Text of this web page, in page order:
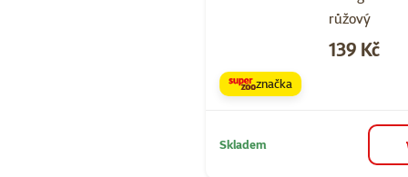
růžový
Cena
139 Kč
značka
Skladem